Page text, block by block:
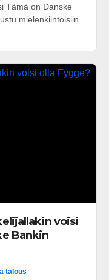
Tämä on Danske
mielenkiintoisiin
voisi
Bankin
talous